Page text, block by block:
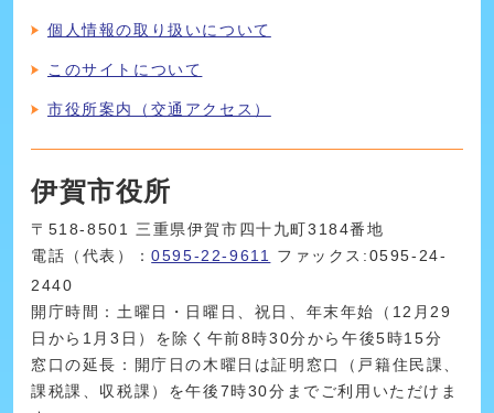
個人情報の取り扱いについて
このサイトについて
市役所案内（交通アクセス）
伊賀市役所
〒518-8501 三重県伊賀市四十九町3184番地
電話（代表）：0595-22-9611
ファックス:0595-24-
2440
開庁時間：土曜日・日曜日、祝日、年末年始（12月29
日から1月3日）を除く午前8時30分から午後5時15分
窓口の延長：開庁日の木曜日は証明窓口（戸籍住民課、
課税課、収税課）を午後7時30分までご利用いただけま